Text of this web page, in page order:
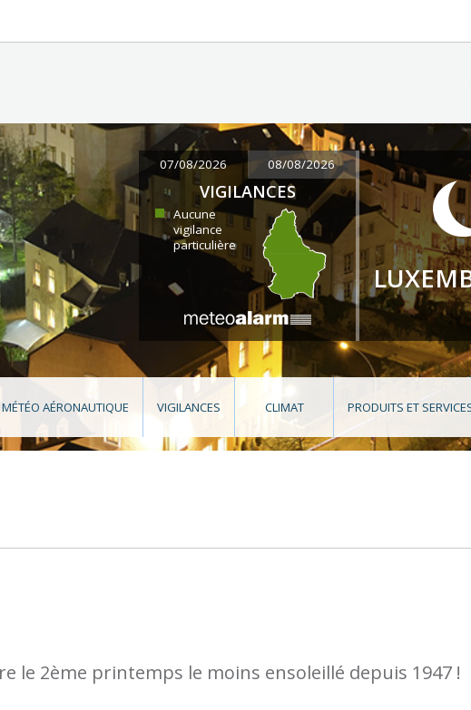
07/08/2026 08/08/2026
VIGILANCES
Aucune
vigilance
particulière
MÉTÉO AÉRONAUTIQUE VIGILANCES CLIMAT PRODUITS ET
le 2ème printemps le moins ensoleillé depuis 1947 !